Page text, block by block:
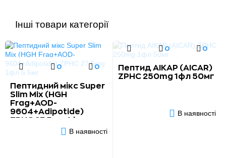
Інші товари категорії
0 0
Пептидний мікс Super
Slim Mix (HGH
Frag+AOD-
9604+Adipotide)
ZPHC 27.5mg 1фл
В наявності
0 0
Пептид АІКАР (AICAR)
ZPHC 250mg 1фл 50мг
В наявності